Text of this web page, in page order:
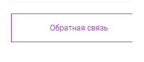
Обратная связь